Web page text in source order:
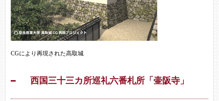
CGにより再現された高取城
西国三十三カ所巡礼六番札所「壷阪寺」